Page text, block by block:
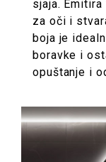
sjaja.
za oči i
boja je
boravke i
opuštanje i